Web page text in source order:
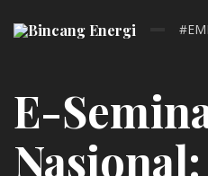
E-
Nasional: